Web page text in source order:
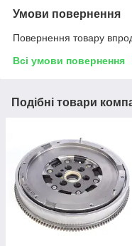
Умови повернення
Повернення товару
Всі умови повернення
Подібні товари